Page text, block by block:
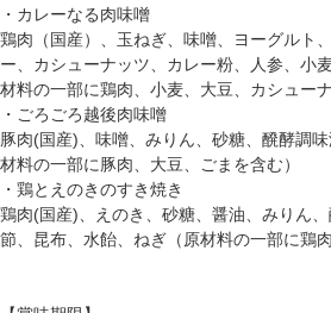
・カレーなる肉味噌
鶏肉（国産）、玉ねぎ、味噌、ヨーグルト
ー、カシューナッツ、カレー粉、人参、小
材料の一部に鶏肉、小麦、大豆、カシュー
・ごろごろ越後肉味噌
豚肉(国産)、味噌、みりん、砂糖、醗酵調
材料の一部に豚肉、大豆、ごまを含む）
・鶏とえのきのすき焼き
鶏肉(国産)、えのき、砂糖、醤油、みりん
節、昆布、水飴、ねぎ（原材料の一部に鶏